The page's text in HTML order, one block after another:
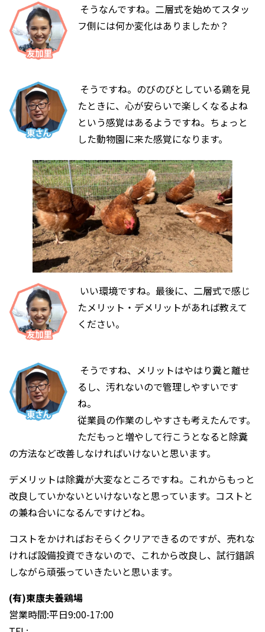
そうなんですね。二層式を始めてスタッ
フ側には何か変化はありましたか？
そうですね。のびのびとしている鶏を見
たときに、心が安らいで楽しくなるよね
という感覚はあるようですね。ちょっと
した動物園に来た感覚になります。
いい環境ですね。最後に、二層式で感じ
たメリット・デメリットがあれば教えて
ください。
そうですね、メリットはやはり糞と離せ
るし、汚れないので管理しやすいです
ね。
従業員の作業のしやすさも考えたんです。
ただもっと増やして行こうとなると除糞
の方法など改善しなければいけないと思います。
デメリットは除糞が大変なところですね。これからもっと
改良していかないといけないなと思っています。コストと
の兼ね合いになるんですけどね。
コストをかければおそらくクリアできるのですが、売れな
ければ設備投資できないので、これから改良し、試行錯誤
しながら頑張っていきたいと思います。
(有)東康夫養鶏場
営業時間:平日9:00-17:00